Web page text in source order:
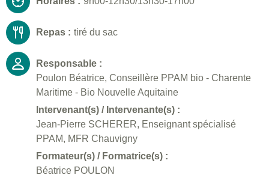
Repas : tiré du sac
Responsable :
Poulon Béatrice, Conseillère PPAM bio - Charente
Maritime - Bio Nouvelle Aquitaine
Intervenant(s) / Intervenante(s) :
Jean-Pierre SCHERER, Enseignant spécialisé
PPAM, MFR Chauvigny
Formateur(s) / Formatrice(s) :
Béatrice POULON